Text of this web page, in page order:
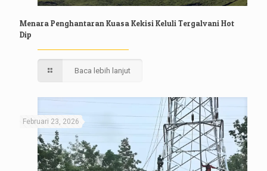
Menara Penghantaran Kuasa Kekisi Keluli Tergalvani Hot
Dip
Baca lebih lanjut
Februari 23, 2026